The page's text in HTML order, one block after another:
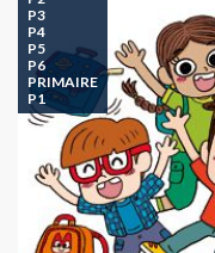
P3
P4
P5
P6
PRIMAIRE
P1